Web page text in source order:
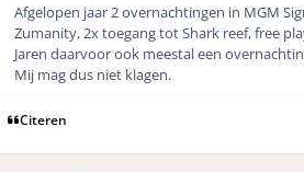
Afgelopen jaar 2 overnachtingen in MGM
Zumanity, 2x toegang tot Shark reef, free
Jaren daarvoor ook meestal een
Mij mag dus niet klagen.
Citeren